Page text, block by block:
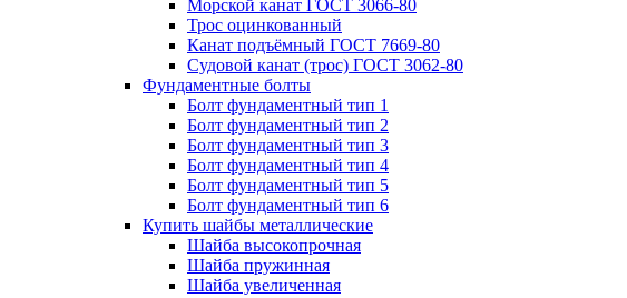
Морской канат ГОСТ 3066-80
Трос оцинкованный
Канат подъёмный ГОСТ 7669-80
Судовой канат (трос) ГОСТ 3062-80
Фундаментные болты
Болт фундаментный тип 1
Болт фундаментный тип 2
Болт фундаментный тип 3
Болт фундаментный тип 4
Болт фундаментный тип 5
Болт фундаментный тип 6
Купить шайбы металлические
Шайба высокопрочная
Шайба пружинная
Шайба увеличенная